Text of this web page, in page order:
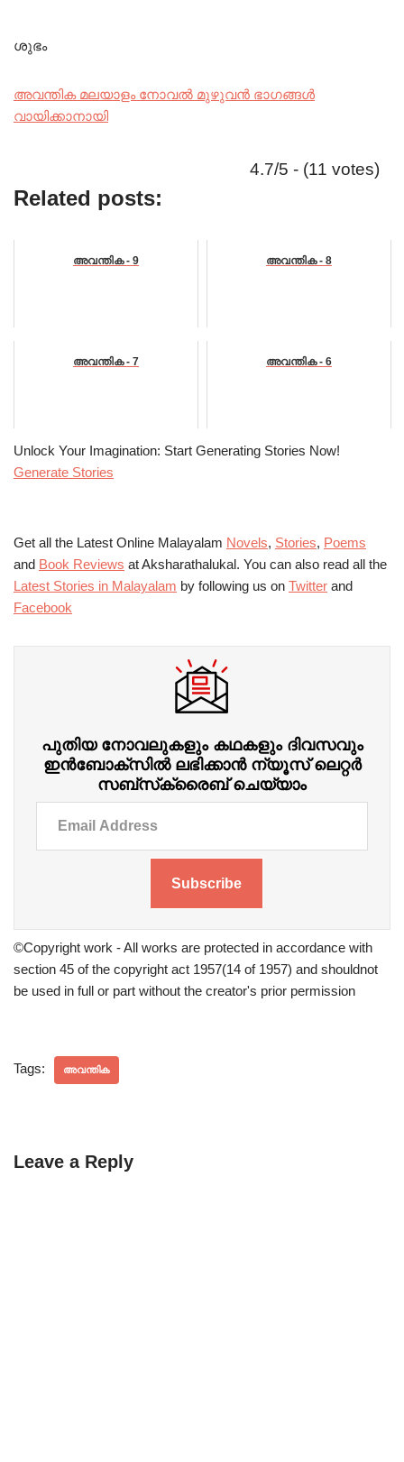
ശുഭം
അവന്തിക മലയാളം നോവൽ മുഴുവൻ ഭാഗങ്ങൾ
വായിക്കാനായി
4.7/5 - (11 votes)
Related posts:
അവന്തിക - 9 അവന്തിക - 8
അവന്തിക - 7 അവന്തിക - 6
Unlock Your Imagination: Start Generating Stories Now!
Generate Stories
Get all the Latest Online Malayalam Novels, Stories, Poems
and Book Reviews at Aksharathalukal. You can also read all the
Latest Stories in Malayalam by following us on Twitter and
Facebook
പുതിയ നോവലുകളും കഥകളും ദിവസവും
ഇന്‍ബോക്‌സില്‍ ലഭിക്കാന്‍ ന്യൂസ് ലെറ്റർ
സബ്‌സ്‌ക്രൈബ് ചെയ്യാം
Subscribe
©Copyright work - All works are protected in accordance with
section 45 of the copyright act 1957(14 of 1957) and shouldnot
be used in full or part without the creator's prior permission
Tags: അവന്തിക
Leave a Reply